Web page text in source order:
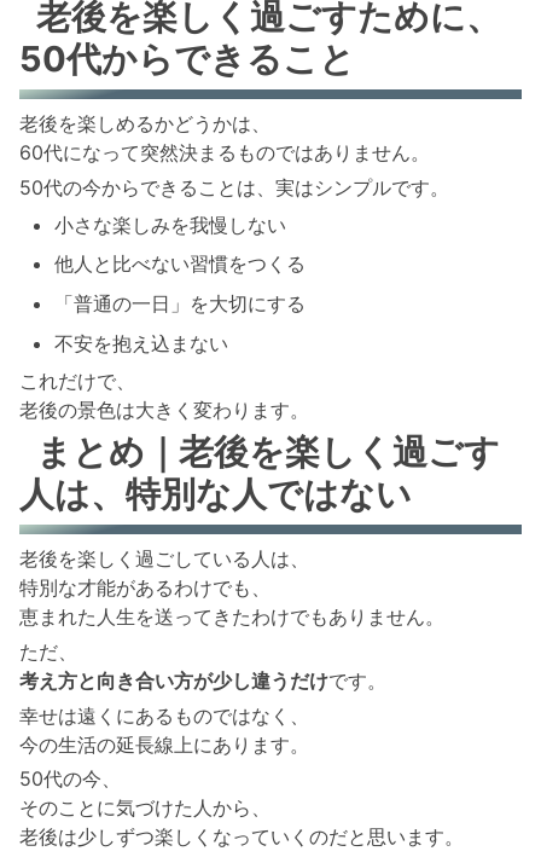
老後を楽しく過ごすために、
50代からできること
老後を楽しめるかどうかは、
60代になって突然決まるものではありません。
50代の今からできることは、実はシンプルです。
小さな楽しみを我慢しない
他人と比べない習慣をつくる
「普通の一日」を大切にする
不安を抱え込まない
これだけで、
老後の景色は大きく変わります。
まとめ｜老後を楽しく過ごす
人は、特別な人ではない
老後を楽しく過ごしている人は、
特別な才能があるわけでも、
恵まれた人生を送ってきたわけでもありません。
ただ、
考え方と向き合い方が少し違うだけです。
幸せは遠くにあるものではなく、
今の生活の延長線上にあります。
50代の今、
そのことに気づけた人から、
老後は少しずつ楽しくなっていくのだと思います。